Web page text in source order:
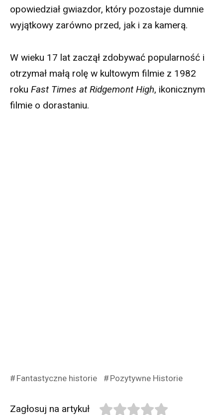
opowiedział gwiazdor, który pozostaje dumnie
wyjątkowy zarówno przed, jak i za kamerą.
W wieku 17 lat zaczął zdobywać popularność i
otrzymał małą rolę w kultowym filmie z 1982
roku Fast Times at Ridgemont High, ikonicznym
filmie o dorastaniu.
Fantastyczne historie Pozytywne Historie
Zagłosuj na artykuł